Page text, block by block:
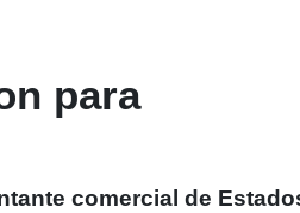
para
comercial de